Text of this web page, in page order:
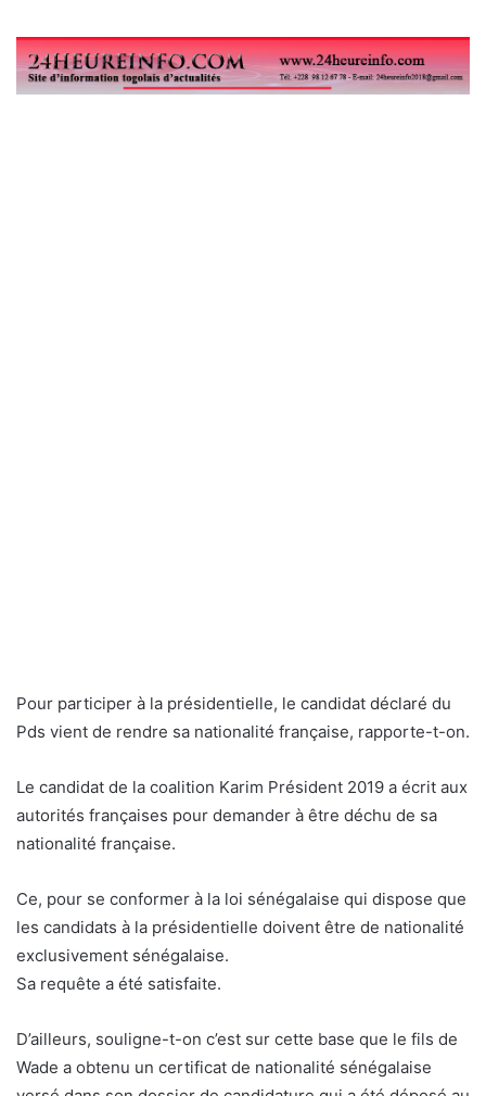
Pour participer à la présidentielle, le candidat déclaré du
Pds vient de rendre sa nationalité française, rapporte-t-on.
Le candidat de la coalition Karim Président 2019 a écrit aux
autorités françaises pour demander à être déchu de sa
nationalité française.
Ce, pour se conformer à la loi sénégalaise qui dispose que
les candidats à la présidentielle doivent être de nationalité
exclusivement sénégalaise.
Sa requête a été satisfaite.
D’ailleurs, souligne-t-on c’est sur cette base que le fils de
Wade a obtenu un certificat de nationalité sénégalaise